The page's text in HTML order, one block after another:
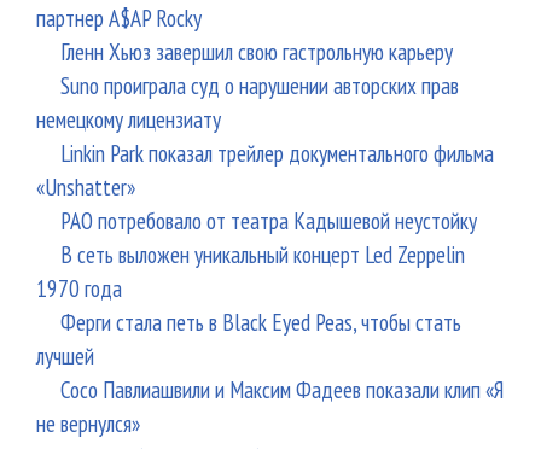
партнер A$AP Rocky
Гленн Хьюз завершил свою гастрольную карьеру
Suno проиграла суд о нарушении авторских прав
немецкому лицензиату
Linkin Park показал трейлер документального фильма
«Unshatter»
РАО потребовало от театра Кадышевой неустойку
В сеть выложен уникальный концерт Led Zeppelin
1970 года
Ферги стала петь в Black Eyed Peas, чтобы стать
лучшей
Сосо Павлиашвили и Максим Фадеев показали клип «Я
не вернулся»